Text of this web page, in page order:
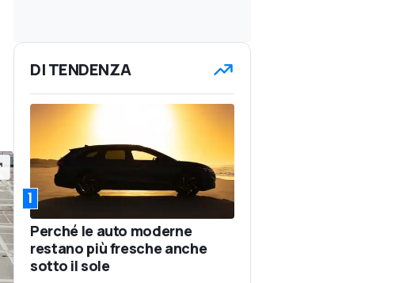
DI TENDENZA
1
Perché le auto moderne
restano più fresche anche
sotto il sole